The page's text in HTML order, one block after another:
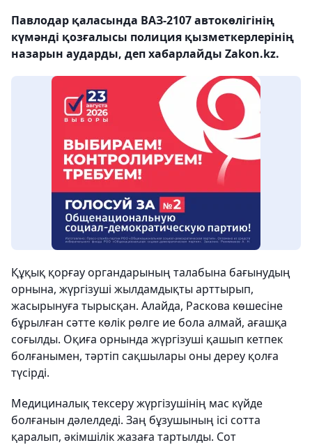
Павлодар қаласында ВАЗ-2107 автокөлігінің
күмәнді қозғалысы полиция қызметкерлерінің
назарын аударды, деп хабарлайды Zakon.kz.
Құқық қорғау органдарының талабына бағынудың
орнына, жүргізуші жылдамдықты арттырып,
жасырынуға тырысқан. Алайда, Раскова көшесіне
бұрылған сәтте көлік рөлге ие бола алмай, ағашқа
соғылды. Оқиға орнында жүргізуші қашып кетпек
болғанымен, тәртіп сақшылары оны дереу қолға
түсірді.
Медициналық тексеру жүргізушінің мас күйде
болғанын дәлелдеді. Заң бұзушының ісі сотта
қаралып, әкімшілік жазаға тартылды. Сот